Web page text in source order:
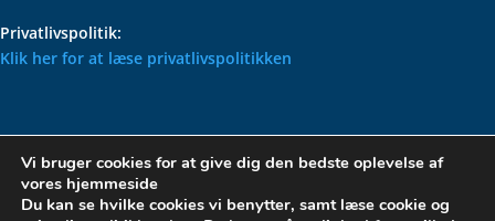
Privatlivspolitik:
Klik her for at læse privatlivspolitikken
VOLKSWAGEN CLASSIC
PARTS – HOLDER DIN
KLASSISKE VOLKSWAGEN I
Vi bruger cookies for at give dig den bedste oplevelse af
vores hjemmeside
Du kan se hvilke cookies vi benytter, samt læse cookie og